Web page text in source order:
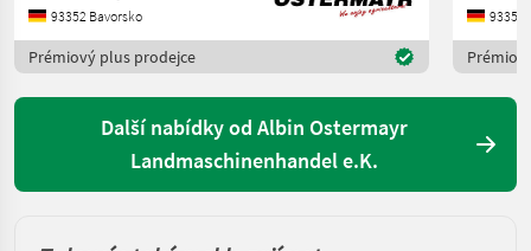
93352 Bavorsko
Prémiový plus prodejce
93352
Další nabídky od Albin Ostermayr
Landmaschinenhandel e.K.